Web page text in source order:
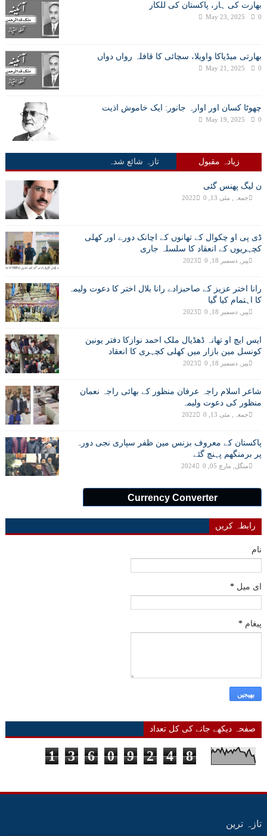
بھارت کی ہار، پاکستان کی للکار
May 23, 2025 0
بھارتی میڈیاکا واویلا، سچائی کا قافلہ رواں دواں
May 21, 2025 0
چھوٹا کسان اور اوارہ جانور: ایک خاموش اذیت
May 19, 2025 0
زیادہ مقبول تازہ شائع شدہ
ن لیگ پھنس گئی
جمعہ, مئی 13, 2022 0
ڈی پی او چکوال کے تھانوں کے اچانک دورے اور کھلی
کچہریوں کے انعقاد کا سلسلہ جاری
پیر, دسمبر 18, 2023 0
رانا اختر عزیز کے صاحبزادے رانا بلال اختر کا دعوت ولیمہ
کا اہتمام کیا گیا
پیر, دسمبر 18, 2023 0
ایس ایچ او تھانہ ڈھڈیال ملک احمد نوازکا دفتر یونین
کونسل مین بازار میں کھلی کچہری کا انعقاد
پیر, دسمبر 18, 2023 0
شاعر اسلام راجہ عرفان منظور کے بھائی راجہ نعمان
منظور کی دعوت ولیمہ
جمعہ, مئی 13, 2022 0
پاکستان کے معروف بزنس مین ظفر سپاری نجی دورہ
پر برمنگھم پہنچ گئے
منگل, مارچ 05, 2024 0
Currency Converter
رابطہ کریں
نام
ای میل *
پیغام *
صفحہ دیکھے جانے کی کل تعداد
1 3 6 0 9 2 4 8
تازہ ترین